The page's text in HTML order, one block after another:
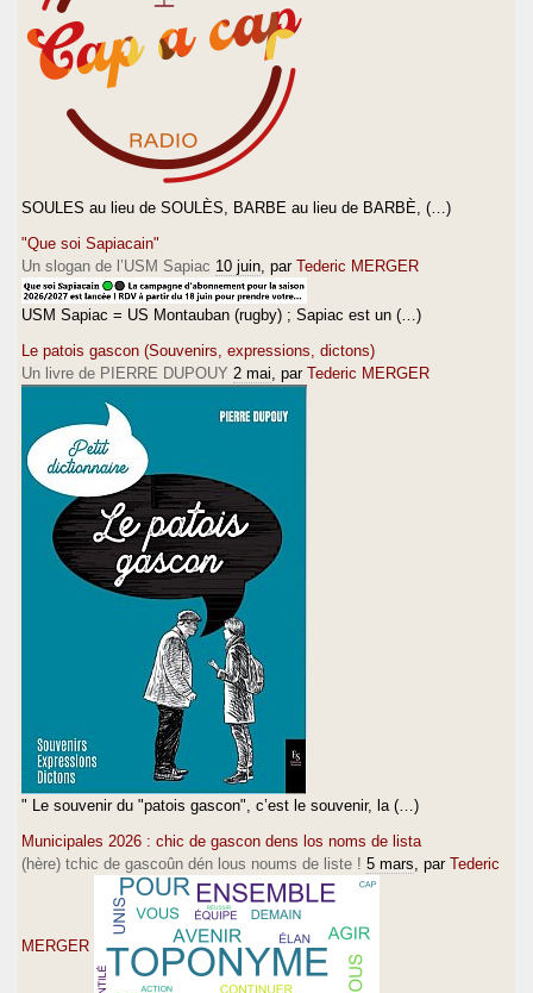
SOULES au lieu de SOULÈS, BARBE au lieu de BARBÈ, (…)
"Que soi Sapiacain"
Un slogan de l’USM Sapiac 10 juin , par Tederic MERGER
USM Sapiac = US Montauban (rugby) ; Sapiac est un (…)
Le patois gascon (Souvenirs, expressions, dictons)
Un livre de PIERRE DUPOUY 2 mai , par Tederic MERGER
" Le souvenir du "patois gascon", c’est le souvenir, la (…)
Municipales 2026 : chic de gascon dens los noms de lista
(hère) tchic de gascoûn dén lous noums de liste ! 5 mars , par Tederic
MERGER